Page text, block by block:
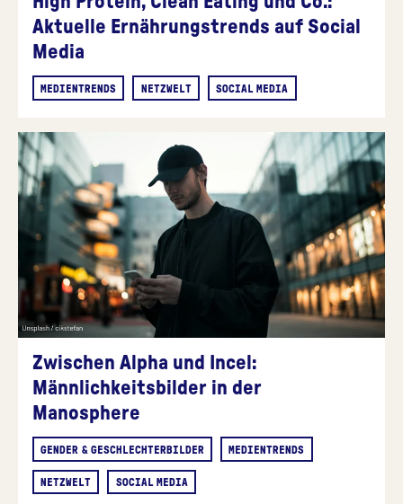
Aktuelle Ernährungstrends auf Social
Media
MEDIENTRENDS NETZWELT SOCIAL MEDIA
Zwischen Alpha und Incel:
Männlichkeitsbilder in der
Manosphere
GENDER & GESCHLECHTERBILDER MEDIENTRENDS
NETZWELT SOCIAL MEDIA